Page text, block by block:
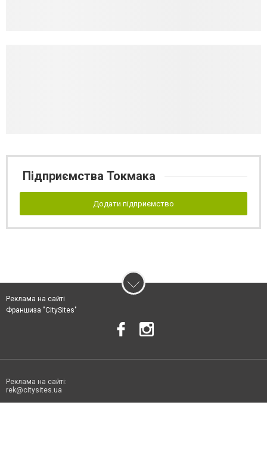
Підприємства Токмака
Додати підприємство
Реклама на сайті
Франшиза "CitySites"
Реклама на сайті:
rek@citysites.ua